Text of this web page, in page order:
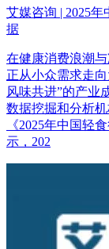
艾媒咨询 | 2025
据
在健康消费浪潮
正从小众需求走
风味共进”的产业
数据挖掘和分析机
《2025年中国轻
示，202